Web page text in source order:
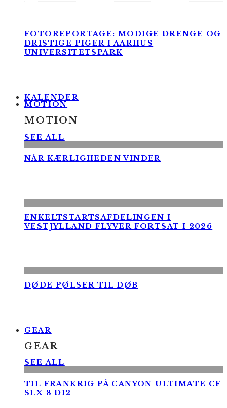
FOTOREPORTAGE: MODIGE DRENGE OG
DRISTIGE PIGER I AARHUS
UNIVERSITETSPARK
KALENDER
MOTION
MOTION
SEE ALL
NÅR KÆRLIGHEDEN VINDER
ENKELTSTARTSAFDELINGEN I
VESTJYLLAND FLYVER FORTSAT I 2026
DØDE PØLSER TIL DØB
GEAR
GEAR
SEE ALL
TIL FRANKRIG PÅ CANYON ULTIMATE CF
SLX 8 DI2